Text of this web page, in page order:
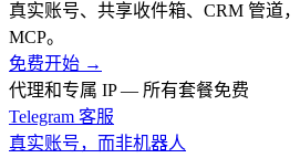
真实账号、共享收件箱、CRM 管道
MCP。
免费开始 →
代理和专属 IP — 所有套餐免费
Telegram 客服
真实账号，而非机器人